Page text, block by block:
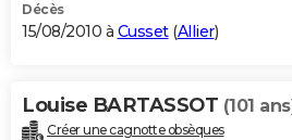
Décès
15/08/2010 à Cusset(Allier)
Louise BARTASSOT (101
Créer une cagnotte obsèques